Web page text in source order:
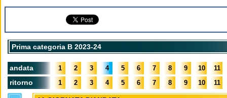
Prima categoria B 2023-24
andata 1 2 3 4 5 6 7 8 9 10 11
ritorno 1 2 3 4 5 6 7 8 9 10 11